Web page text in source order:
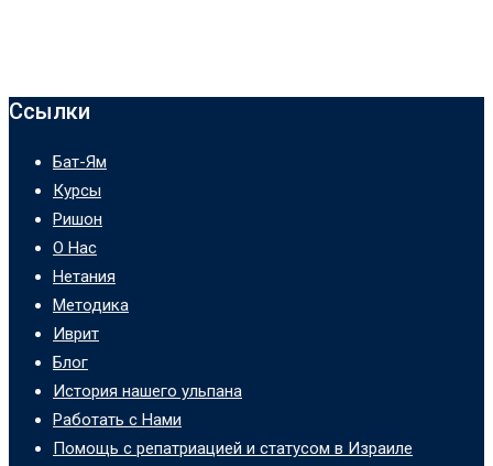
Ссылки
Бат-Ям
Курсы
Ришон
О Нас
Нетания
Методика
Иврит
Блог
История нашего ульпана
Работать с Нами
Помощь с репатриацией и статусом в Израиле